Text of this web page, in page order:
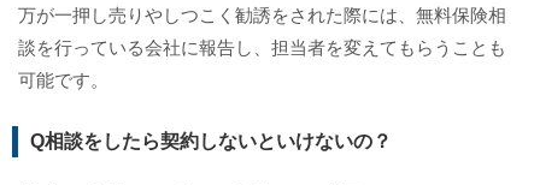
万が一押し売りやしつこく勧誘をされた際には、無料保険相
談を行っている会社に報告し、担当者を変えてもらうことも
可能です。
Q相談をしたら契約しないといけないの？